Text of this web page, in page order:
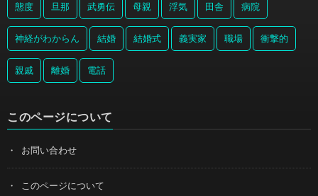
態度 旦那 武勇伝 母親 浮気 田舎 病院
神経がわからん 結婚 結婚式 義実家 職場 衝撃的
親戚 離婚 電話
このページについて
お問い合わせ
このページについて